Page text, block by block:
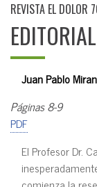
REVISTA EL DOLOR
EDITORIAL
Juan Pablo
Páginas 8-9
PDF
El Profesor Dr.